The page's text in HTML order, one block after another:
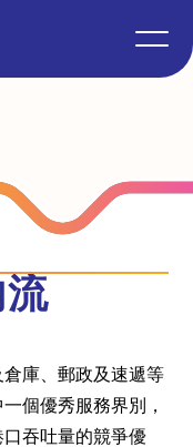
庫、郵政及速遞等
個優秀服務界別，
吞吐量的競爭優